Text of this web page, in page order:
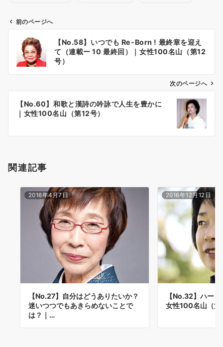
ン
前のページへ
【No.58】いつでも Re-Born ! 最終章を迎え
て（連載ー 10 最終回）｜女性100名山（第12
号）
次のページへ
【No.60】和歌と漢詩の吟詠で人生を豊かに
｜女性100名山（第12号）
関連記事
2016年4月7日
【No.27】自分はどうありたいか？
迷いつつでもあきらめないことで
は？｜…
2016年12月12日
【No.32】ハー
女性100名山（第